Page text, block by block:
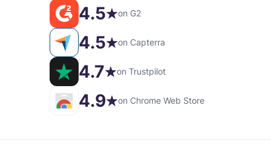
4.5 on G2
4.5 on Capterra
4.7 on Trustpilot
4.9 on Chrome Web Store